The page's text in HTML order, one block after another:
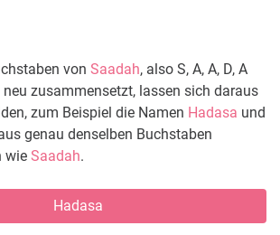
von Saadah, also S, A, A, D, A
zusammensetzt, lassen sich daraus
zum Beispiel die Namen Hadasa und
genau denselben Buchstaben
wie Saadah.
Hadasa